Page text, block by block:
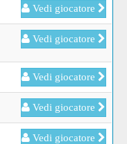
Vedi giocatore
Vedi giocatore
Vedi giocatore
Vedi giocatore
Vedi giocatore